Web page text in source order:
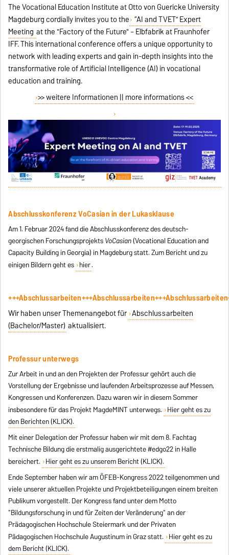
The Vocational Education Institute at Otto von Guericke University
Magdeburg cordially invites you to the “AI and TVET” Expert
Meeting at the "Factory of the Future" – Elbfabrik at Fraunhofer
IFF. This international conference offers a unique opportunity to
network with leading experts and gain in-depth insights into the
transformative role of Artificial Intelligence (AI) in vocational
education and training.
>> weitere Informationen || more informations <<
Abschlusskonferenz VoCasian in der Lukasklause
Am 1. Februar 2024 fand die Abschlusskonferenz des deutsch-
georgischen ForschungsprojektsVoCasian(Vocational Education and
Capacity Building in Georgia) in Magdeburg statt. Zum Bericht und zu
einigen Bildern geht es hier.
Wir haben unser Themenangebot für Abschlussarbeiten
(Bachelor/Master) aktualisiert.
Professur unterwegs
Zur Arbeit in und an den Projekten der Professur gehört auch die
Vorstellung der Ergebnisse und laufenden Arbeitsprozesse auf Messen,
Kongressen und Konferenzen. Dazu waren wir in diesem Sommer
insbesondere für das Projekt MagdeMINT unterwegs. Hier geht es zu
den Berichten (KLICK).
Mit einer Delegation der Professur haben wir mit dem 8. Fachtag
Technische Bildung die erstmalig ausgerichtete #edgo22 in Halle
bereichert. Hier geht es zu unserem Bericht (KLICK).
Ende September haben wir am ÖFEB-Kongress 2022 teilgenommen und
viele unserer aktuellen Projekte und Projektbeteiligungen einem breiten
Publikum vorgestellt. Der Kongress fand unter dem Motto
"Bildungsforschung in und für Zeiten der Veränderung" an der
Prädagogischen Hochschule Steiermark und der Privaten
Pädagogischen Hochschule Augustinum in Graz statt. Hier geht es zu
dem Bericht (KLICK).